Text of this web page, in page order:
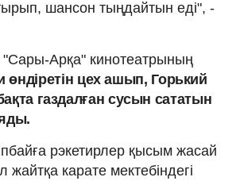
шансон тыңдайтын еді", -
"Сары-Арқа" кинотеатрының
өндіретін цех ашып, Горький
газдалған сусын сататын
рэкетирлер қысым жасай
жайтқа карате мектебіндегі